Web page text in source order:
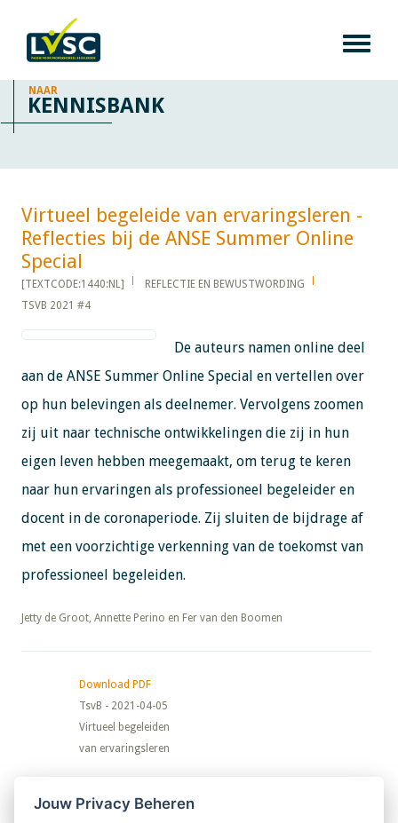
NAAR
KENNISBANK
Virtueel begeleide van ervaringsleren -
Reflecties bij de ANSE Summer Online
Special​​​​​​
[TEXTCODE:1440:NL]
REFLECTIE EN BEWUSTWORDING
TSVB 2021 #4
De auteurs namen online deel
aan de ANSE Summer Online Special en vertellen over
op hun belevingen als deelnemer. Vervolgens zoomen
zij uit naar technische ontwikkelingen die zij in hun
eigen leven hebben meegemaakt, om terug te keren
naar hun ervaringen als professioneel begeleider en
docent in de coronaperiode. Zij sluiten de bijdrage af
met een voorzichtige verkenning van de toekomst van
professioneel begeleiden.
​​​​​​​Jetty de Groot, Annette Perino en Fer van den Boomen
Download PDF
TsvB - 2021-04-05
Virtueel begeleiden
van ervaringsleren
Nieuwsbrief
Jouw Privacy Beheren